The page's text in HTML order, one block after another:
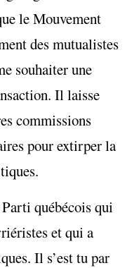
le Mouvement
des mutualistes
souhaiter une
Il laisse
commissions
pour extirper la
québécois qui
et qui a
Il s’est tu par